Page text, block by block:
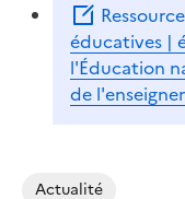
éducatives |
l'Éducation
de
Actualité